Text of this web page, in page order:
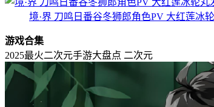
境·界 刀鸣日番谷冬狮郎角色PV 大红莲冰
游戏合集
2025最火二次元手游大盘点 二次元